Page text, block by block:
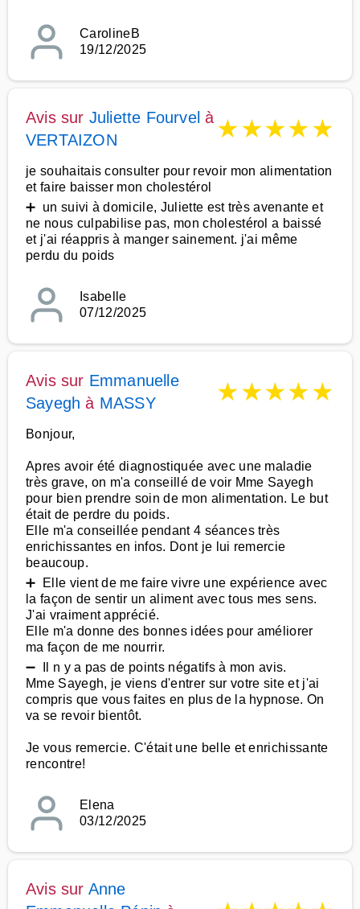
CarolineB
19/12/2025
Avis sur Juliette Fourvel à
VERTAIZON
★★★★★
je souhaitais consulter pour revoir mon alimentation
et faire baisser mon cholestérol
➕ un suivi à domicile, Juliette est très avenante et
ne nous culpabilise pas, mon cholestérol a baissé
et j'ai réappris à manger sainement. j'ai même
perdu du poids
Isabelle
07/12/2025
Avis sur Emmanuelle
Sayegh à MASSY ★★★★★
Bonjour,
Apres avoir été diagnostiquée avec une maladie
très grave, on m'a conseillé de voir Mme Sayegh
pour bien prendre soin de mon alimentation. Le but
était de perdre du poids.
Elle m'a conseillée pendant 4 séances très
enrichissantes en infos. Dont je lui remercie
beaucoup.
➕ Elle vient de me faire vivre une expérience avec
la façon de sentir un aliment avec tous mes sens.
J'ai vraiment apprécié.
Elle m'a donne des bonnes idées pour améliorer
ma façon de me nourrir.
➖ Il n y a pas de points négatifs à mon avis.
Mme Sayegh, je viens d'entrer sur votre site et j'ai
compris que vous faites en plus de la hypnose. On
va se revoir bientôt.
Je vous remercie. C'était une belle et enrichissante
rencontre!
Elena
03/12/2025
Avis sur Anne